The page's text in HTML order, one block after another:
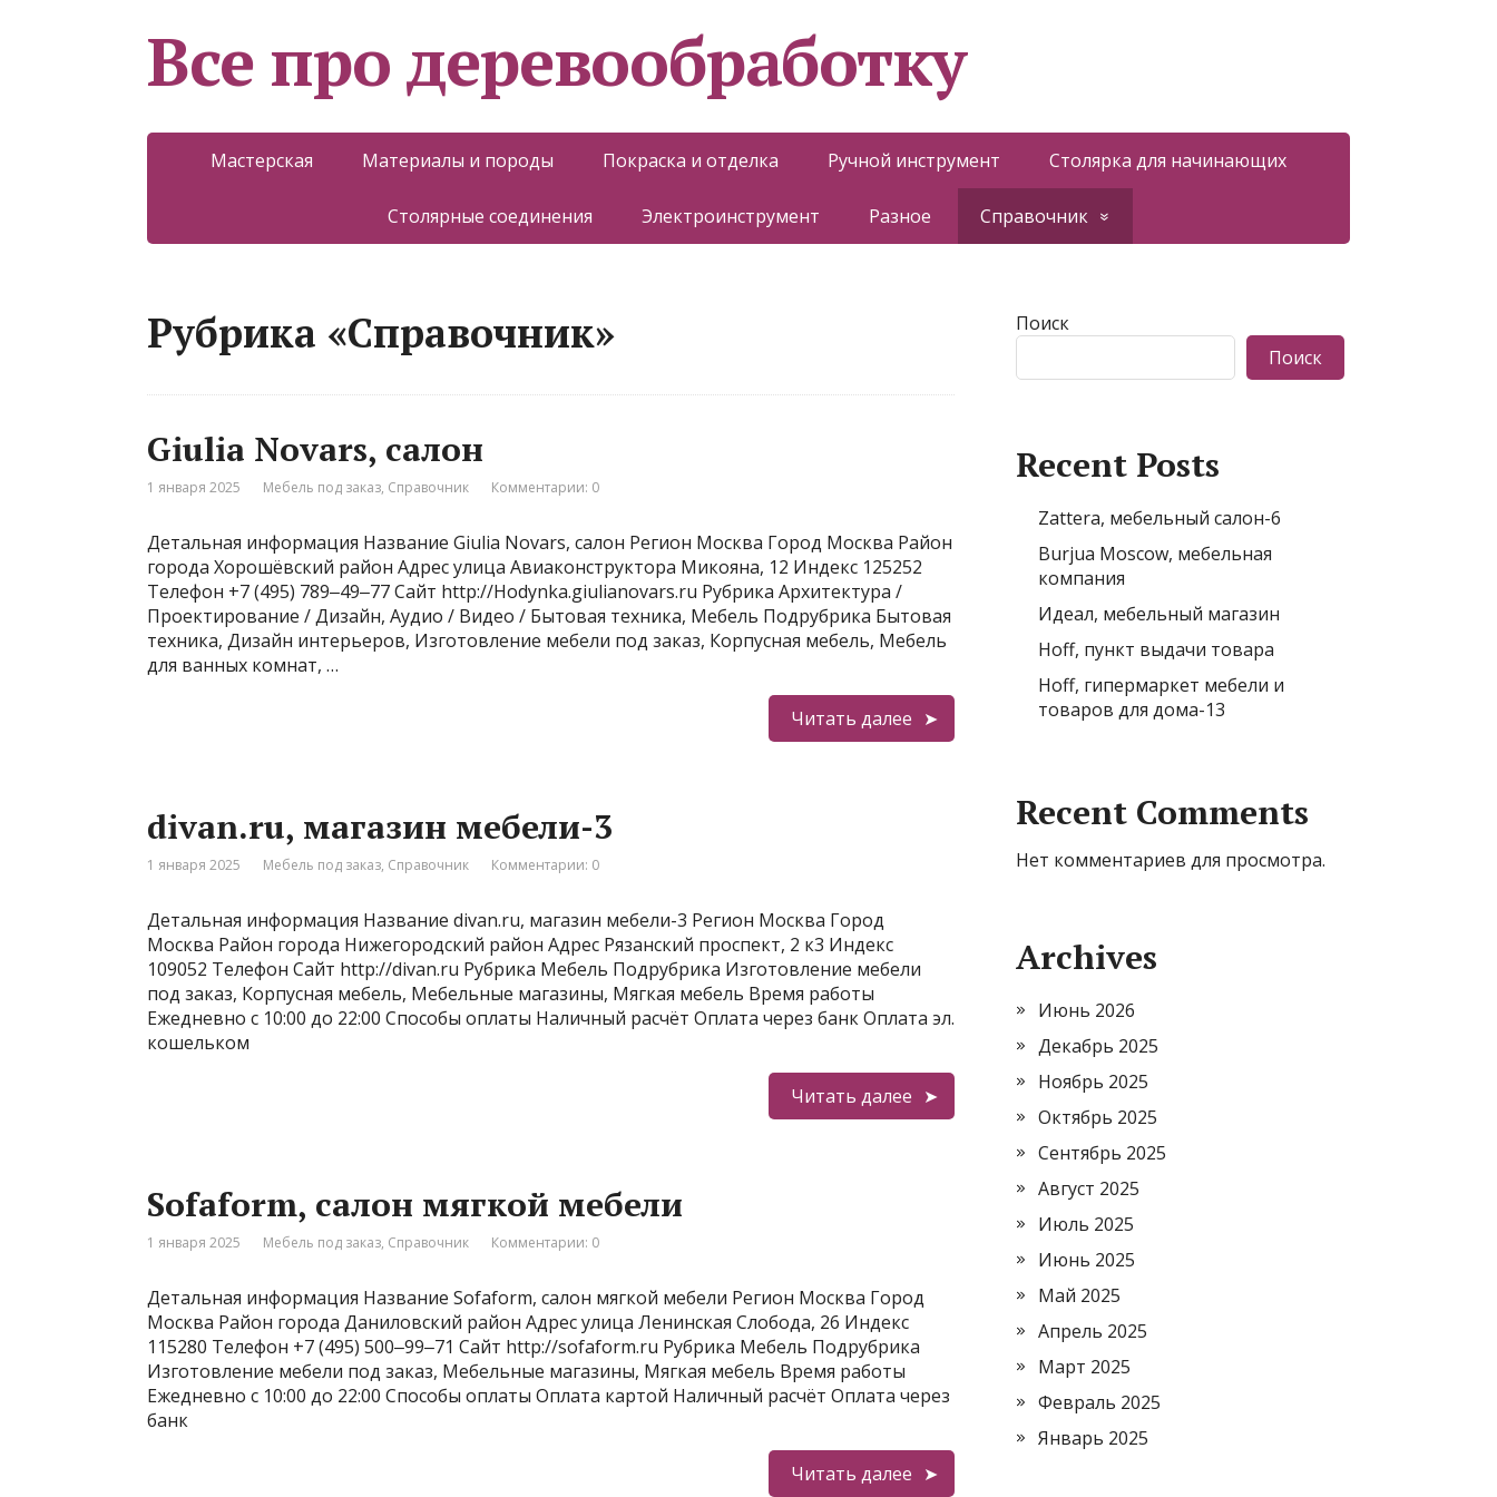
Все про деревообработку
Мастерская Материалы и породы Покраска и отделка Ручной инструмент Столярка для начинающих
Столярные соединения Электроинструмент Разное Справочник
Рубрика «Справочник»
Giulia Novars, салон
1 января 2025 Мебель под заказ, Справочник Комментарии: 0
Детальная информация Название Giulia Novars, салон Регион Москва Город Москва Район
города Хорошёвский район Адрес улица Авиаконструктора Микояна, 12 Индекс 125252
Телефон +7 (495) 789‒49‒77 Сайт http://Hodynka.giulianovars.ru Рубрика Архитектура /
Проектирование / Дизайн, Аудио / Видео / Бытовая техника, Мебель Подрубрика Бытовая
техника, Дизайн интерьеров, Изготовление мебели под заказ, Корпусная мебель, Мебель
для ванных комнат, …
Читать далее
divan.ru, магазин мебели-3
1 января 2025 Мебель под заказ, Справочник Комментарии: 0
Детальная информация Название divan.ru, магазин мебели-3 Регион Москва Город
Москва Район города Нижегородский район Адрес Рязанский проспект, 2 к3 Индекс
109052 Телефон Сайт http://divan.ru Рубрика Мебель Подрубрика Изготовление мебели
под заказ, Корпусная мебель, Мебельные магазины, Мягкая мебель Время работы
Ежедневно с 10:00 до 22:00 Способы оплаты Наличный расчёт Оплата через банк Оплата эл.
кошельком
Читать далее
Sofaform, салон мягкой мебели
1 января 2025 Мебель под заказ, Справочник Комментарии: 0
Детальная информация Название Sofaform, салон мягкой мебели Регион Москва Город
Москва Район города Даниловский район Адрес улица Ленинская Слобода, 26 Индекс
115280 Телефон +7 (495) 500‒99‒71 Сайт http://sofaform.ru Рубрика Мебель Подрубрика
Изготовление мебели под заказ, Мебельные магазины, Мягкая мебель Время работы
Ежедневно с 10:00 до 22:00 Способы оплаты Оплата картой Наличный расчёт Оплата через
банк
Читать далее
Поиск
Поиск
Recent Posts
Zattera, мебельный салон-6
Burjua Moscow, мебельная
компания
Идеал, мебельный магазин
Hoff, пункт выдачи товара
Hoff, гипермаркет мебели и
товаров для дома-13
Recent Comments
Нет комментариев для просмотра.
Archives
Июнь 2026
Декабрь 2025
Ноябрь 2025
Октябрь 2025
Сентябрь 2025
Август 2025
Июль 2025
Июнь 2025
Май 2025
Апрель 2025
Март 2025
Февраль 2025
Январь 2025